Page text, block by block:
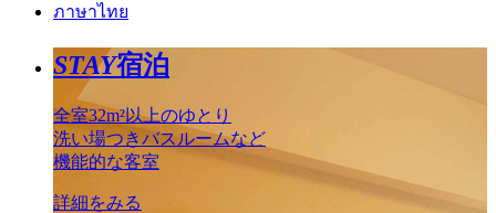
ภาษาไทย
STAY宿泊
全室32m²以上のゆとり
洗い場つきバスルームなど
機能的な客室
詳細をみる